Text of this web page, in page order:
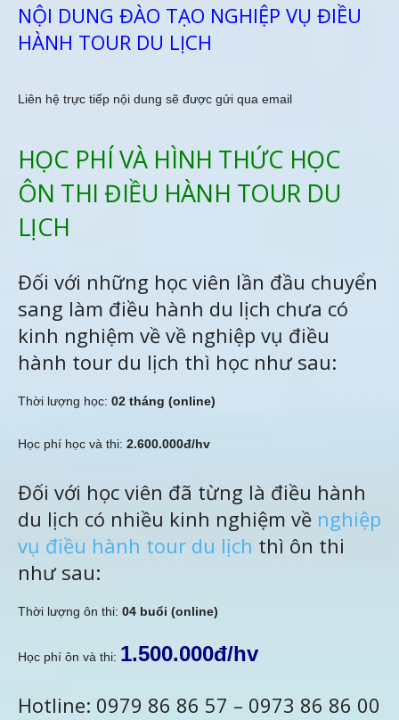
NỘI DUNG ĐÀO TẠO NGHIỆP VỤ ĐIỀU
HÀNH TOUR DU LỊCH
Liên hệ trực tiếp nội dung sẽ được gửi qua email
HỌC PHÍ VÀ HÌNH THỨC HỌC
ÔN THI ĐIỀU HÀNH TOUR DU
LỊCH
Đối với những học viên lần đầu chuyển
sang làm điều hành du lịch chưa có
kinh nghiệm về về nghiệp vụ điều
hành tour du lịch thì học như sau:
Thời lượng học: 02 tháng (online)
Học phí học và thi: 2.600.000đ/hv
Đối với học viên đã từng là điều hành
du lịch có nhiều kinh nghiệm về nghiệp
vụ điều hành tour du lịch thì ôn thi
như sau:
Thời lượng ôn thi: 04 buổi (online)
Học phí ôn và thi: 1.500.000đ/hv
Hotline: 0979 86 86 57 – 0973 86 86 00